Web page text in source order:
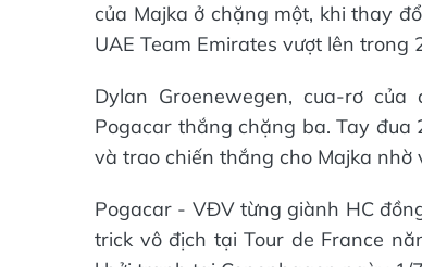
của Majka ở chặng một, khi thay
UAE Team Emirates vượt lên trong
Dylan Groenewegen, cua-rơ
Pogacar thắng chặng ba. Tay
và trao chiến thắng cho Majka nhờ
Pogacar - VĐV từng giành HC
trick vô địch tại Tour de France